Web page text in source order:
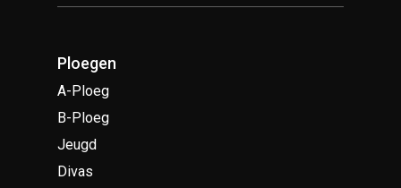
Ploegen
A-Ploeg
B-Ploeg
Jeugd
Divas